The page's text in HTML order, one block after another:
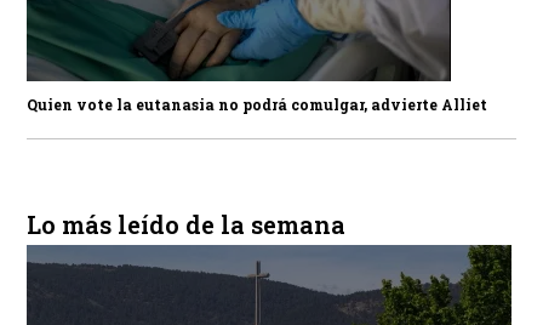
Quien vote la eutanasia no podrá comulgar, advierte Alliet
Lo más leído de la semana